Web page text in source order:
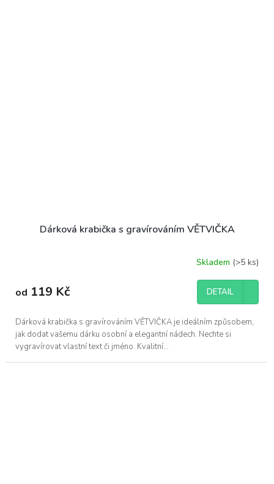
Dárková krabička s gravírováním VĚTVIČKA
Skladem (>5 ks)
od 119 Kč DETAIL
Dárková krabička s gravírováním VĚTVIČKA je ideálním způsobem,
jak dodat vašemu dárku osobní a elegantní nádech. Nechte si
vygravírovat vlastní text či jméno. Kvalitní...